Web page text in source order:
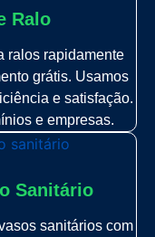
Ralo
ralos rapidamente
grátis. Usamos
e satisfação.
e empresas.
Sanitário
sanitários com